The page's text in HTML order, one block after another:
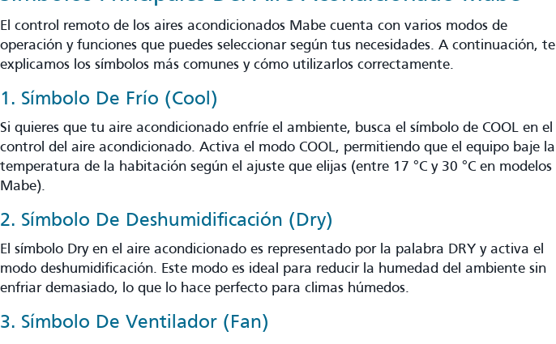
El control remoto de los aires acondicionados Mabe cuenta con varios modos de
operación y funciones que puedes seleccionar según tus necesidades. A continuación, te
explicamos los símbolos más comunes y cómo utilizarlos correctamente.
1. Símbolo De Frío (Cool)
Si quieres que tu aire acondicionado enfríe el ambiente, busca el símbolo de COOL en el
control del aire acondicionado. Activa el modo COOL, permitiendo que el equipo baje la
temperatura de la habitación según el ajuste que elijas (entre 17 °C y 30 °C en modelos
Mabe).
2. Símbolo De Deshumidificación (Dry)
El símbolo Dry en el aire acondicionado es representado por la palabra DRY y activa el
modo deshumidificación. Este modo es ideal para reducir la humedad del ambiente sin
enfriar demasiado, lo que lo hace perfecto para climas húmedos.
3. Símbolo De Ventilador (Fan)